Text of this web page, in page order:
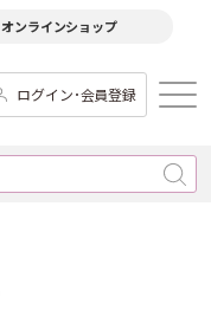
オンラインショップ
ログイン･会員登録